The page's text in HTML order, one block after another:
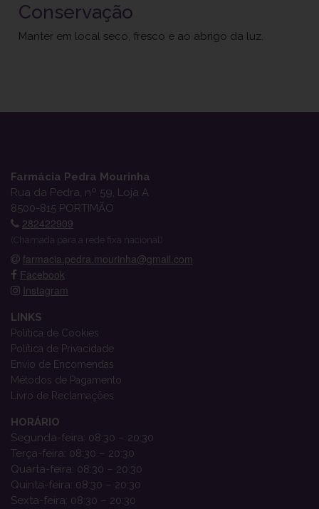
Conservação
Manter em local seco, fresco e ao abrigo da luz.
Farmácia Pedra Mourinha
Rua da Pedra, nº 59, Loja A
8500-815 PORTIMÃO
282422909
(Chamada para a rede fixa nacional)
farmacia.pedra.mourinha@gmail.com
Facebook
Instagram
LINKS
Política de Cookies
Política de Privacidade
Envio de Encomendas
Métodos de Pagamento
Livro de Reclamações
HORÁRIO
Segunda-feira: 08:30 – 20:30
Terça-feira: 08:30 – 20:30
Quarta-feira: 08:30 – 20:30
Quinta-feira: 08:30 – 20:30
Sexta-feira: 08:30 – 20:30